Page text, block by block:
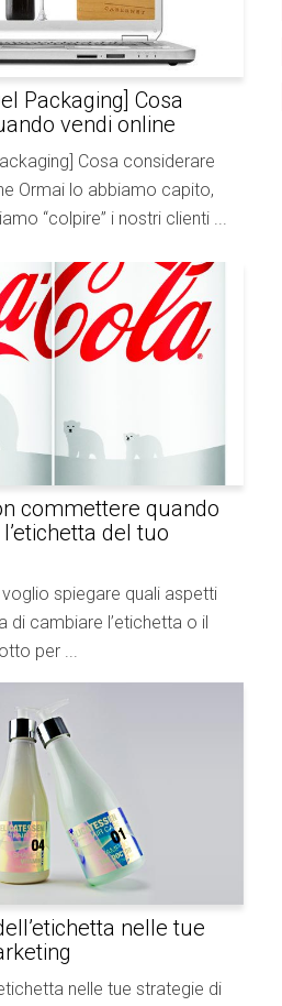
Packaging] Cosa
vendi online
Cosa considerare
Ormai lo abbiamo capito,
“colpire” i nostri clienti ...
commettere quando
del tuo
spiegare quali aspetti
di cambiare l’etichetta o il
per ...
nelle tue
nelle tue strategie di